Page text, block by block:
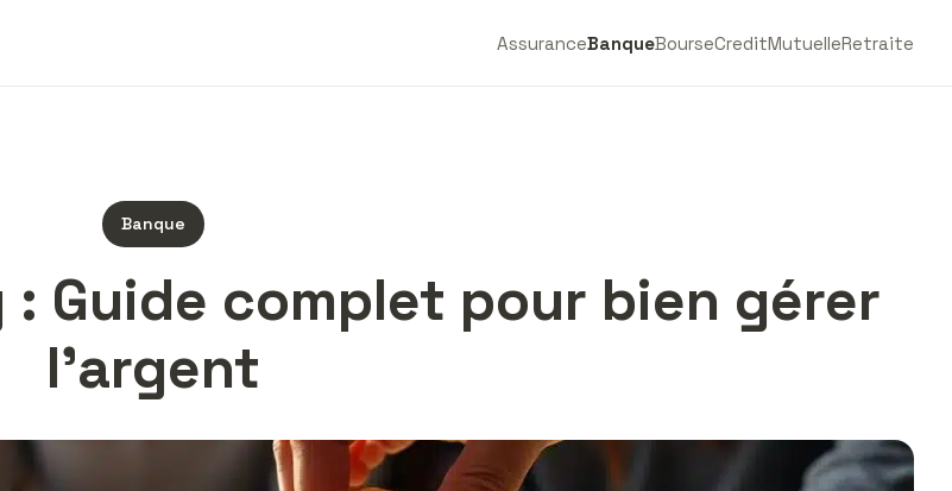
AssuranceBanqueBourseCreditMutuelleRetraite
Banque
Guide complet pour bien gérer
l’argent